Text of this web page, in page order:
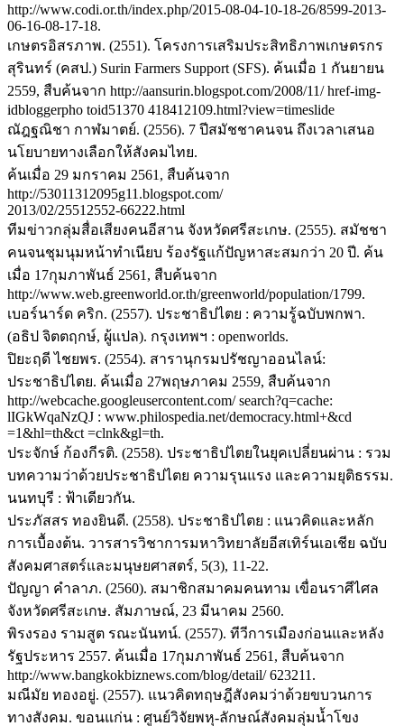
http://www.codi.or.th/index.php/2015-08-04-10-18-26/8599-2013-
06-16-08-17-18.
เกษตรอิสรภาพ. (2551). โครงการเสริมประสิทธิภาพเกษตรกร
สุรินทร์ (คสป.) Surin Farmers Support (SFS). ค้นเมื่อ 1 กันยายน
2559, สืบค้นจาก http://aansurin.blogspot.com/2008/11/ href-img-
idbloggerpho toid51370 418412109.html?view=timeslide
ณัฎฐณิชา กาฬมาตย์. (2556). 7 ปีสมัชชาคนจน ถึงเวลาเสนอ
นโยบายทางเลือกให้สังคมไทย.
ค้นเมื่อ 29 มกราคม 2561, สืบค้นจาก
http://53011312095g11.blogspot.com/
2013/02/25512552-66222.html
ทีมข่าวกลุ่มสื่อเสียงคนอีสาน จังหวัดศรีสะเกษ. (2555). สมัชชา
คนจนชุมนุมหน้าทำเนียบ ร้องรัฐแก้ปัญหาสะสมกว่า 20 ปี. ค้น
เมื่อ 17กุมภาพันธ์ 2561, สืบค้นจาก
http://www.web.greenworld.or.th/greenworld/population/1799.
เบอร์นาร์ด คริก. (2557). ประชาธิปไตย : ความรู้ฉบับพกพา.
(อธิป จิตตฤกษ์, ผู้แปล). กรุงเทพฯ : openworlds.
ปิยะฤดี ไชยพร. (2554). สารานุกรมปรัชญาออนไลน์:
ประชาธิปไตย. ค้นเมื่อ 27พฤษภาคม 2559, สืบค้นจาก
http://webcache.googleusercontent.com/ search?q=cache:
lIGkWqaNzQJ : www.philospedia.net/democracy.html+&cd
=1&hl=th&ct =clnk&gl=th.
ประจักษ์ ก้องกีรติ. (2558). ประชาธิปไตยในยุคเปลี่ยนผ่าน : รวม
บทความว่าด้วยประชาธิปไตย ความรุนแรง และความยุติธรรม.
นนทบุรี : ฟ้าเดียวกัน.
ประภัสสร ทองยินดี. (2558). ประชาธิปไตย : แนวคิดและหลัก
การเบื้องต้น. วารสารวิชาการมหาวิทยาลัยอีสเทิร์นเอเชีย ฉบับ
สังคมศาสตร์และมนุษยศาสตร์, 5(3), 11-22.
ปัญญา คำลาภ. (2560). สมาชิกสมาคมคนทาม เขื่อนราศีไศล
จังหวัดศรีสะเกษ. สัมภาษณ์, 23 มีนาคม 2560.
พิรงรอง รามสูต รณะนันทน์. (2557). ทีวีการเมืองก่อนและหลัง
รัฐประหาร 2557. ค้นเมื่อ 17กุมภาพันธ์ 2561, สืบค้นจาก
http://www.bangkokbiznews.com/blog/detail/ 623211.
มณีมัย ทองอยู่. (2557). แนวคิดทฤษฎีสังคมว่าด้วยขบวนการ
ทางสังคม. ขอนแก่น : ศูนย์วิจัยพหุ-ลักษณ์สังคมลุ่มน้ำโขง